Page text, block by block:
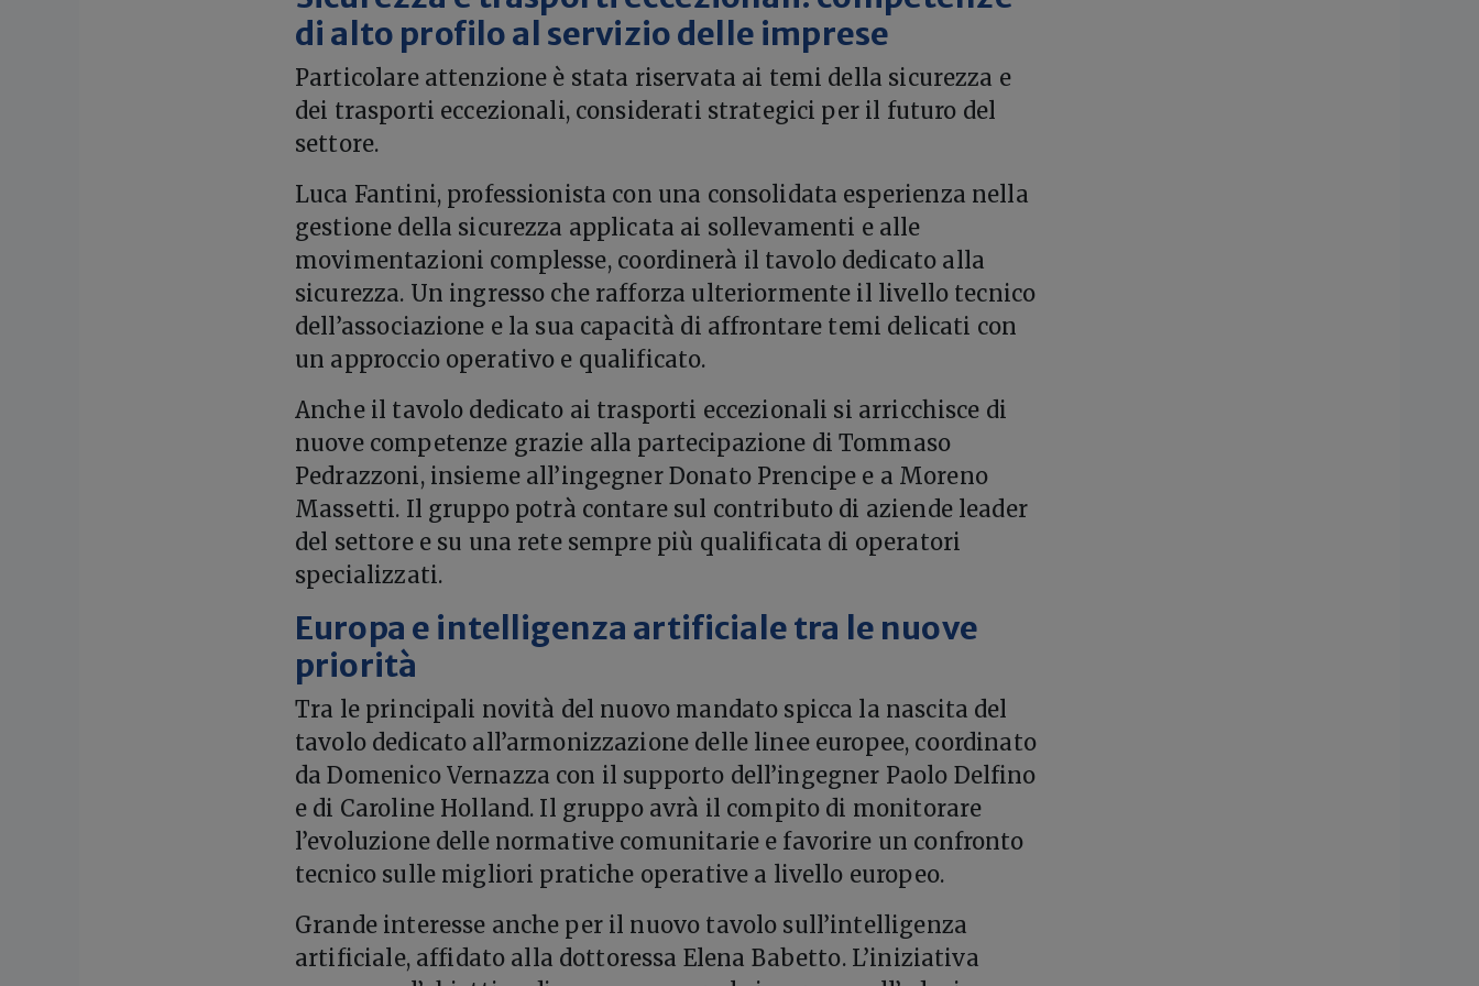
di alto profilo al servizio delle imprese
Particolare attenzione è stata riservata ai temi della sicurezza e
dei trasporti eccezionali, considerati strategici per il futuro del
settore.
Luca Fantini, professionista con una consolidata esperienza nella
gestione della sicurezza applicata ai sollevamenti e alle
movimentazioni complesse, coordinerà il tavolo dedicato alla
sicurezza. Un ingresso che rafforza ulteriormente il livello tecnico
dell’associazione e la sua capacità di affrontare temi delicati con
un approccio operativo e qualificato.
Anche il tavolo dedicato ai trasporti eccezionali si arricchisce di
nuove competenze grazie alla partecipazione di Tommaso
Pedrazzoni, insieme all’ingegner Donato Prencipe e a Moreno
Massetti. Il gruppo potrà contare sul contributo di aziende leader
del settore e su una rete sempre più qualificata di operatori
specializzati.
Europa e intelligenza artificiale tra le nuove
priorità
Tra le principali novità del nuovo mandato spicca la nascita del
tavolo dedicato all’armonizzazione delle linee europee, coordinato
da Domenico Vernazza con il supporto dell’ingegner Paolo Delfino
e di Caroline Holland. Il gruppo avrà il compito di monitorare
l’evoluzione delle normative comunitarie e favorire un confronto
tecnico sulle migliori pratiche operative a livello europeo.
Grande interesse anche per il nuovo tavolo sull’intelligenza
artificiale, affidato alla dottoressa Elena Babetto. L’iniziativa